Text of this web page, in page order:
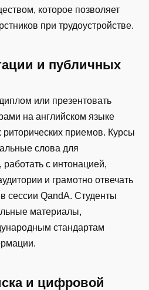
которое позволяет
при трудоустройстве.
и публичных
или презентовать
на английском языке
риторических приемов. Курсы
слова для
работать с интонацией,
и грамотно отвечать
сессии QandA. Студенты
материалы,
стандартам
и цифровой